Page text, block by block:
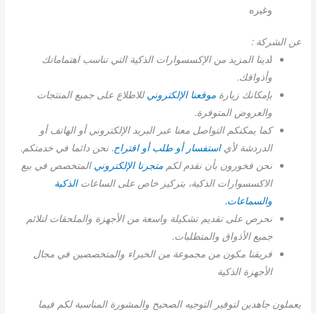
وغيره
عن الشركة :
لدينا المزيد من الإكسسوارات الذكية التي تناسب اهتماماتك
وأذواقك.
بإمكانك زيارة موقعنا الإلكترونيللاطلاع على جميع المنتجات
والعروض المتوفرة.
كما يمكنكم التواصل معنا عبر البريد الإلكتروني أو الهاتف أو
الدردشة لأي استفسار أو طلب أو اقتراح. نحن دائما في خدمتكم.
نحن فخورون بأن نقدم لكم متجرنا الإلكتروني المتخصص في بيع
الاكسسوارات الذكية، بتركيز خاص على الساعاتالذكية
والسماعات.
نحرص على تقديم تشكيلة واسعة من الأجهزة والملحقات لتلائم
جميع الأذواق والمتطلبات.
فريقنا مكون من مجموعة من الخبراء والمتخصصين في مجال
الأجهزة الذكية
يعملون جاهدين لتوفير التوجيه الصحيح والمشورة المناسبة لكم فيما